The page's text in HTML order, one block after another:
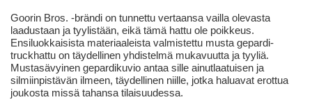
Goorin Bros. -brändi on tunnettu vertaansa vailla olevasta
laadustaan ja tyylistään, eikä tämä hattu ole poikkeus.
Ensiluokkaisista materiaaleista valmistettu musta gepardi-
truckhattu on täydellinen yhdistelmä mukavuutta ja tyyliä.
Mustasävyinen gepardikuvio antaa sille ainutlaatuisen ja
silmiinpistävän ilmeen, täydellinen niille, jotka haluavat erottua
joukosta missä tahansa tilaisuudessa.